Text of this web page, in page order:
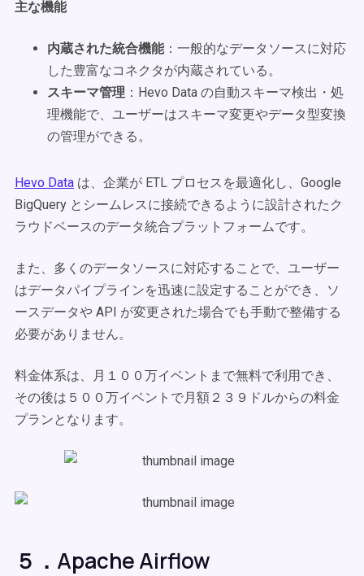
主な機能
内蔵された統合機能：一般的なデータソースに対応
した豊富なコネクタが内蔵されている。
スキーマ管理 ：Hevo Data の自動スキーマ検出・処
理機能で、ユーザーはスキーマ変更やデータ型変換
の管理ができる。
Hevo Data は、企業が ETL プロセスを最適化し、Google
BigQuery とシームレスに接続できるように設計されたク
ラウドベースのデータ統合プラットフォームです。
また、多くのデータソースに対応することで、ユーザー
はデータパイプラインを迅速に設定することができ、ソ
ースデータや API が変更された場合でも手動で整備する
必要がありません。
料金体系は、月１００万イベントまで無料で利用でき、
その後は５００万イベントで月額２３９ドルからの料金
プランとなります。
５．Apache Airflow